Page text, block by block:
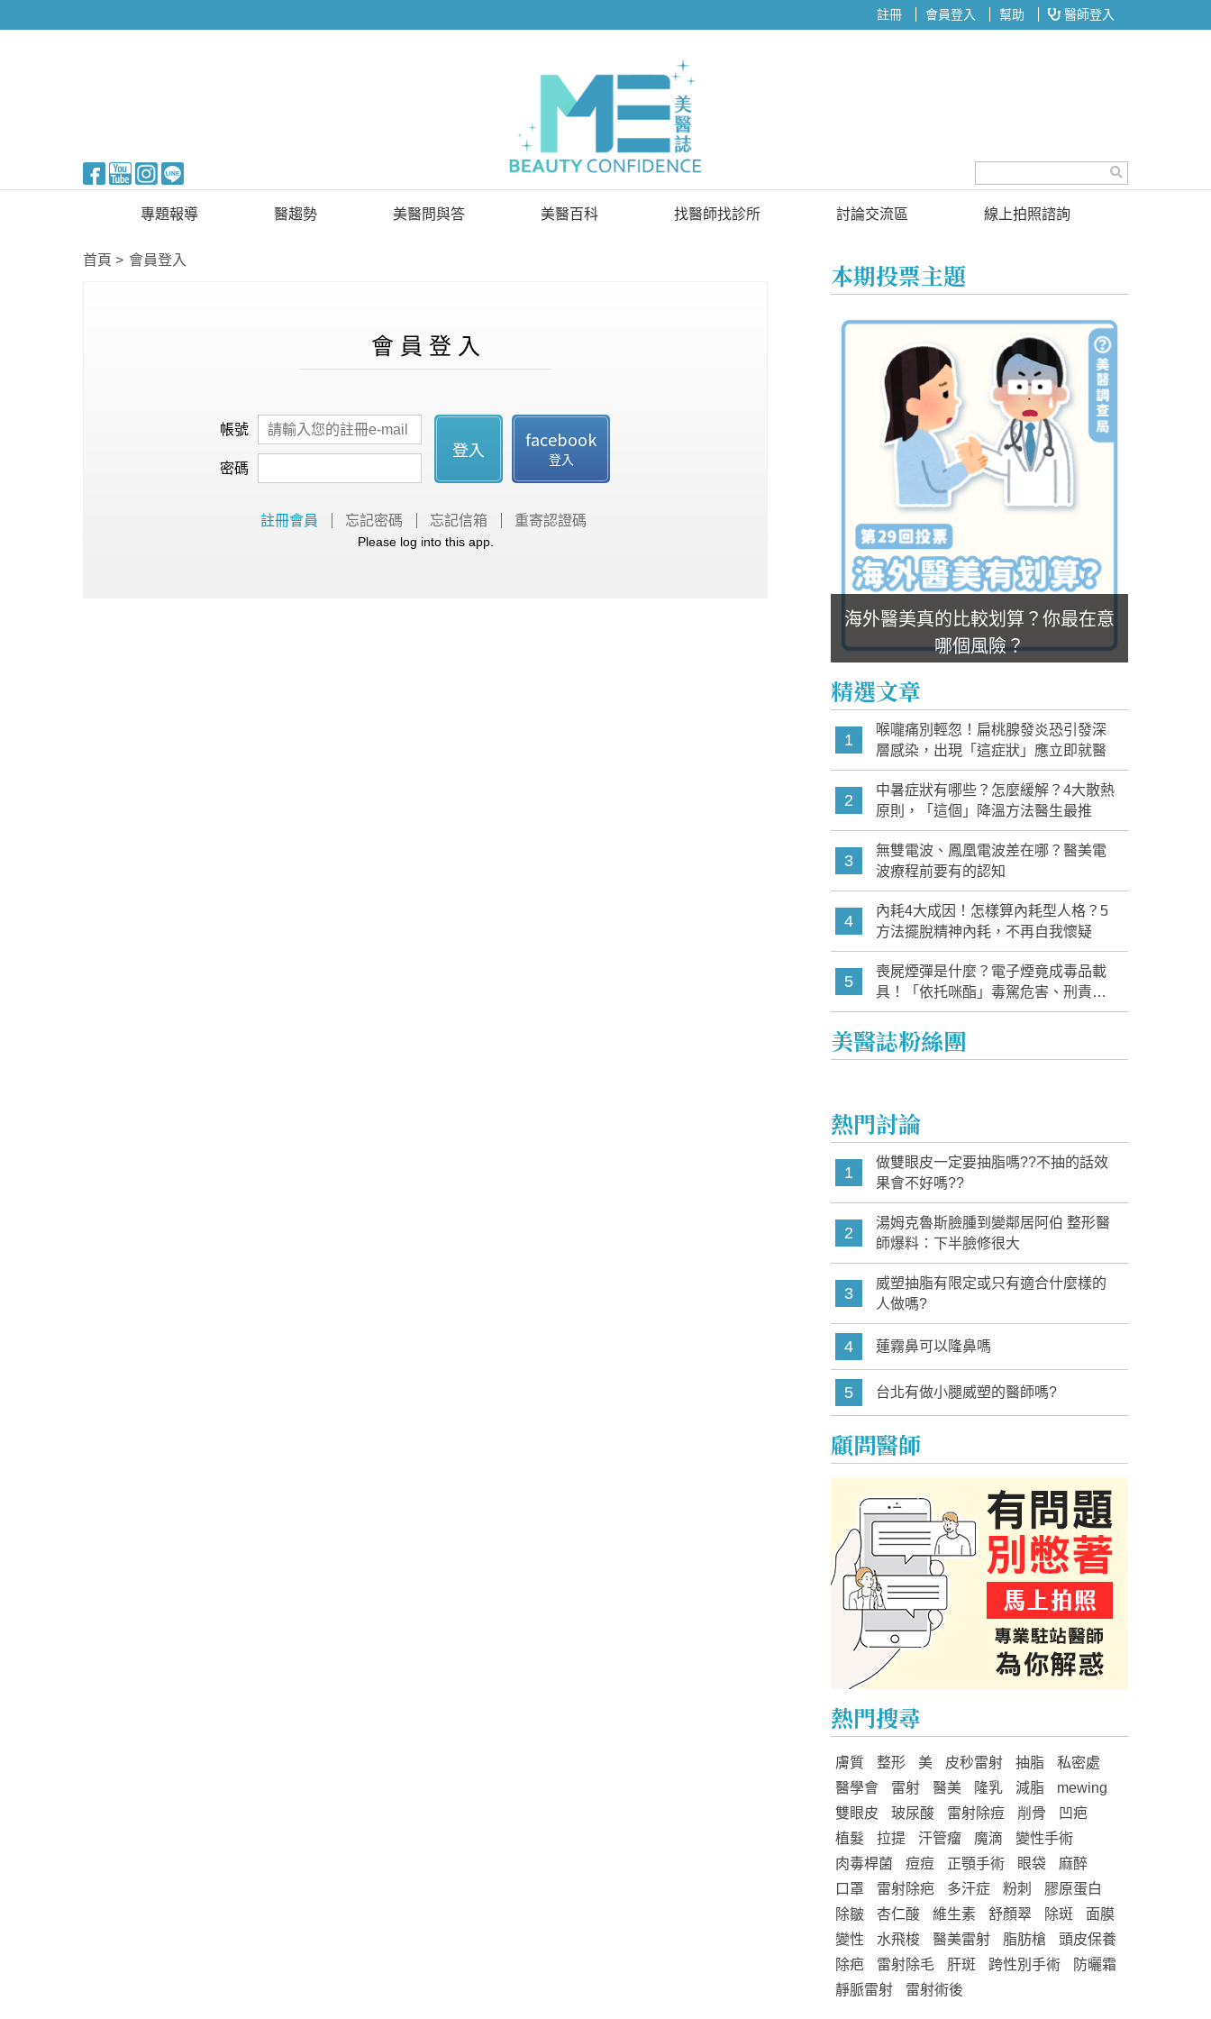
註冊 會員登入 幫助 醫師登入
專題報導
新知快訊
醫趨勢 美醫問與答 美醫百科 找醫師找診所 討論交流區
投票區
線上拍照諮詢
首頁 會員登入
會 員 登 入
帳號
密碼
登入 facebook
登入
註冊會員 忘記密碼 忘記信箱 重寄認證碼
Please log into this app.
本期投票主題
海外醫美真的比較划算？你最在意
哪個風險？
精選文章
1
喉嚨痛別輕忽！扁桃腺發炎恐引發深
層感染，出現「這症狀」應立即就醫
2
中暑症狀有哪些？怎麼緩解？4大散熱
原則，「這個」降溫方法醫生最推
3
無雙電波、鳳凰電波差在哪？醫美電
波療程前要有的認知
4
內耗4大成因！怎樣算內耗型人格？5
方法擺脫精神內耗，不再自我懷疑
5
喪屍煙彈是什麼？電子煙竟成毒品載
具！「依托咪酯」毒駕危害、刑責與
家長必知警訊
美醫誌粉絲團
熱門討論
1
做雙眼皮一定要抽脂嗎??不抽的話效
果會不好嗎??
2
湯姆克魯斯臉腫到變鄰居阿伯 整形醫
師爆料：下半臉修很大
3
威塑抽脂有限定或只有適合什麼樣的
人做嗎?
4 蓮霧鼻可以隆鼻嗎
5 台北有做小腿威塑的醫師嗎?
顧問醫師
熱門搜尋
膚質 整形 美 皮秒雷射 抽脂
私密處
醫學會
雷射 醫美 隆乳 減脂
mewing
雙眼皮
玻尿酸 雷射除痘 削骨
凹疤
植髮
拉提 汗管瘤 魔滴
變性手術
肉毒桿菌
痘痘 正顎手術 眼袋
麻醉
口罩
雷射除疤 多汗症 粉刺
膠原蛋白
除皺
杏仁酸 維生素 舒顏翠 除斑
面膜
變性
水飛梭 醫美雷射 脂肪槍
頭皮保養
除疤
雷射除毛 肝斑 跨性別手術
防曬霜
靜脈雷射
雷射術後